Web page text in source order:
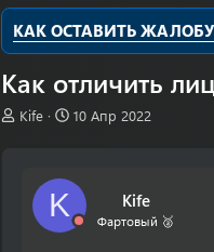
КАК ОСТАВИТЬ
Как отличить
А
Kife
Д
н
а
ч
10 Апр 2022
K Kife
Фартовый 🥈